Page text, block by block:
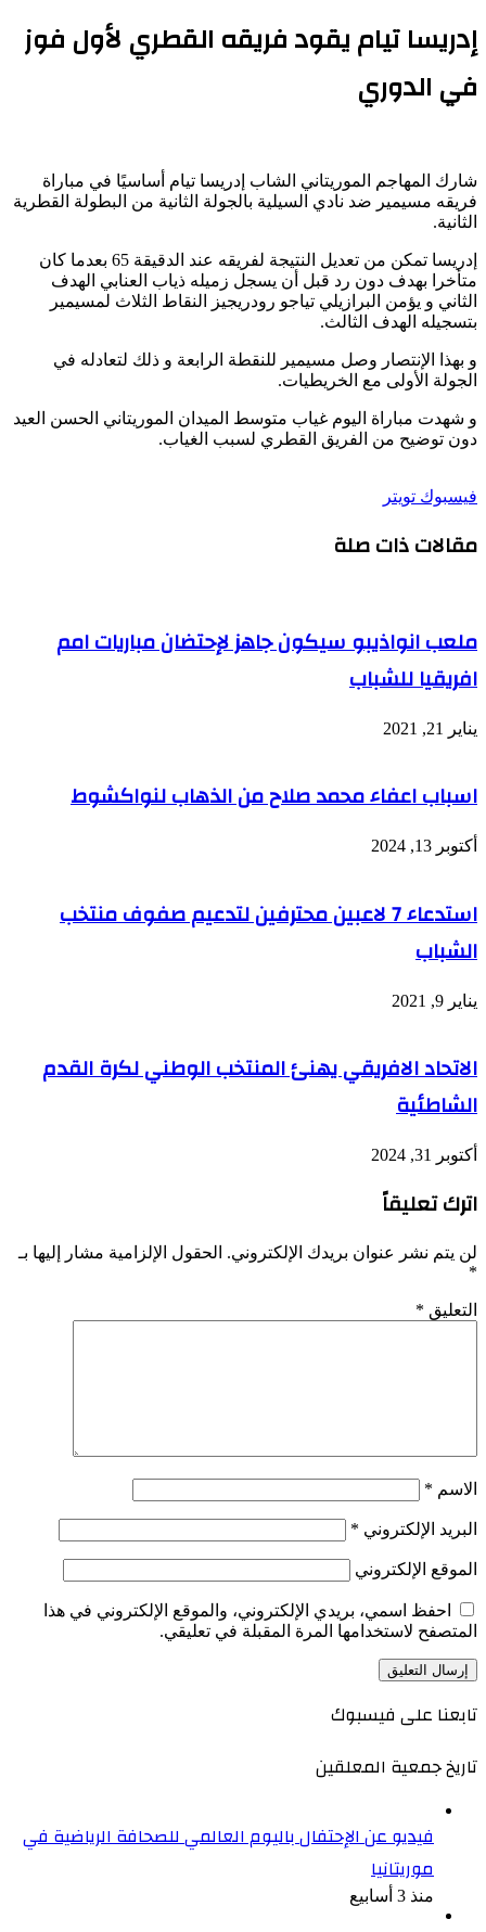
إدريسا تيام يقود فريقه القطري لأول فوز
في الدوري
شارك المهاجم الموريتاني الشاب إدريسا تيام أساسيًا في مباراة
فريقه مسيمير ضد نادي السيلية بالجولة الثانية من البطولة القطرية
الثانية.
إدريسا تمكن من تعديل النتيجة لفريقه عند الدقيقة 65 بعدما كان
متأخرا بهدف دون رد قبل أن يسجل زميله ذياب العنابي الهدف
الثاني و يؤمن البرازيلي تياجو رودريجيز النقاط الثلاث لمسيمير
بتسجيله الهدف الثالث.
و بهذا الإنتصار وصل مسيمير للنقطة الرابعة و ذلك لتعادله في
الجولة الأولى مع الخريطيات.
و شهدت مباراة اليوم غياب متوسط الميدان الموريتاني الحسن العيد
دون توضيح من الفريق القطري لسبب الغياب.
فيسبوك تويتر
البريد
مقالات ذات صلة
ملعب انواذيبو سيكون جاهز لإحتضان مباريات امم
افريقيا للشباب
يناير 21, 2021
اسباب اعفاء محمد صلاح من الذهاب لنواكشوط
أكتوبر 13, 2024
استدعاء 7 لاعبين محترفين لتدعيم صفوف منتخب
الشباب
يناير 9, 2021
الاتحاد الافريقي يهنئ المنتخب الوطني لكرة القدم
الشاطئية
أكتوبر 31, 2024
اترك تعليقاً
لن يتم نشر عنوان بريدك الإلكتروني. الحقول الإلزامية مشار إليها بـ
*
التعليق *
الاسم *
البريد الإلكتروني *
الموقع الإلكتروني
احفظ اسمي، بريدي الإلكتروني، والموقع الإلكتروني في هذا
المتصفح لاستخدامها المرة المقبلة في تعليقي.
تابعنا على فيسبوك
تاريخ جمعية المعلقين
فيديو عن الإحتفال باليوم العالمي للصحافة الرياضية في
موريتانيا
منذ 3 أسابيع